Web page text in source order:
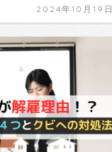
2024年10月19日